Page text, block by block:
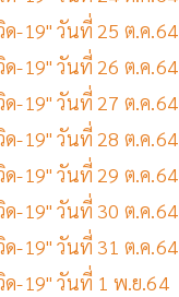
ด-19" วันที่ 25 ต.ค.64
ด-19" วันที่ 26 ต.ค.64
ด-19" วันที่ 27 ต.ค.64
ด-19" วันที่ 28 ต.ค.64
ด-19" วันที่ 29 ต.ค.64
ด-19" วันที่ 30 ต.ค.64
ด-19" วันที่ 31 ต.ค.64
ด-19" วันที่ 1 พ.ย.64